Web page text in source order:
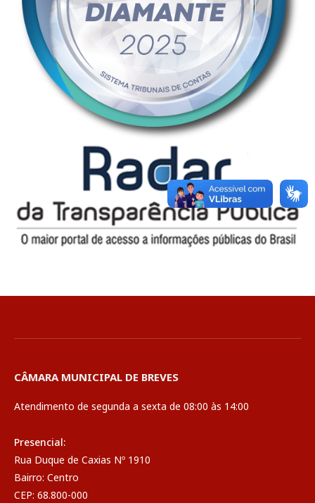
CÂMARA MUNICIPAL DE BREVES
Atendimento de segunda a sexta de 08:00 às 14:00
Presencial:
Rua Duque de Caxias Nº 1910
Bairro: Centro
CEP: 68.800-000